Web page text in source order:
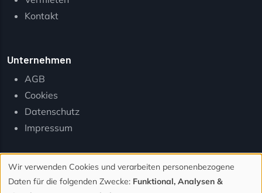
Kontakt
Unternehmen
AGB
Cookies
Datenschutz
Impressum
Verwendung
Wir verwenden Cookies und verarbeiten personenbezogene
Daten für die folgenden Zwecke: Funktional, Analysen &